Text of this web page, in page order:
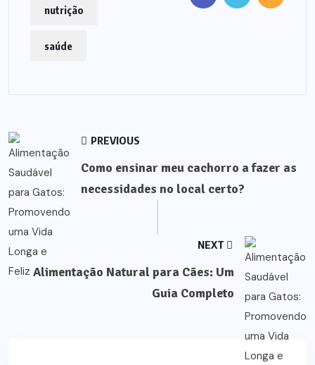
nutrição
saúde
PREVIOUS
Como ensinar meu cachorro a fazer as
necessidades no local certo?
NEXT
Alimentação Natural para Cães: Um
Guia Completo